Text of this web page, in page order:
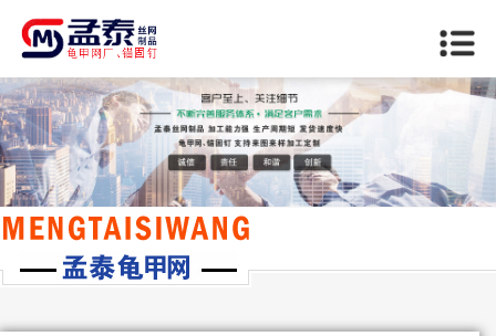
当前位置：首页>>上海产品知识